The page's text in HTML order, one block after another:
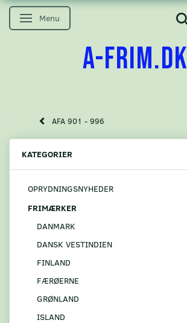
Skifte navigation
Menu
A-FRIM.DK
AFA 901 - 996
KATEGORIER
OPRYDNINGSNYHEDER
FRIMÆRKER
DANMARK
DANSK VESTINDIEN
FINLAND
FÆRØERNE
GRØNLAND
ISLAND